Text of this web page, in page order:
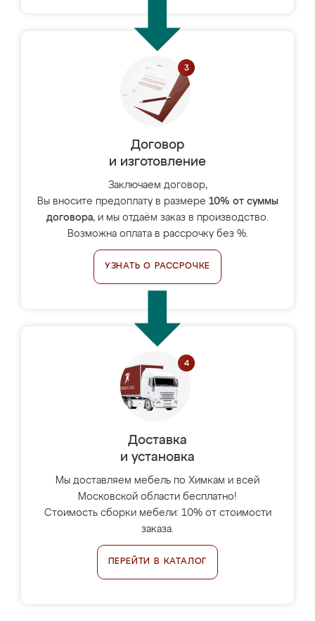
Договор
и изготовление
Заключаем договор,
Вы вносите предоплату в размере 10% от суммы
договора, и мы отдаём заказ в производство.
Возможна оплата в рассрочку без %.
УЗНАТЬ О РАССРОЧКЕ
Доставка
и установка
Мы доставляем мебель по Химкам и всей
Московской области бесплатно!
Стоимость сборки мебели: 10% от стоимости
заказа.
ПЕРЕЙТИ В КАТАЛОГ